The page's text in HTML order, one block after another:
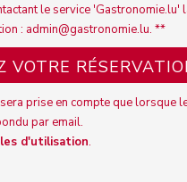
le service 'Gastronomie.lu'
: admin@gastronomie.lu. **
prise en compte que lorsque
par email.
d'utilisation.